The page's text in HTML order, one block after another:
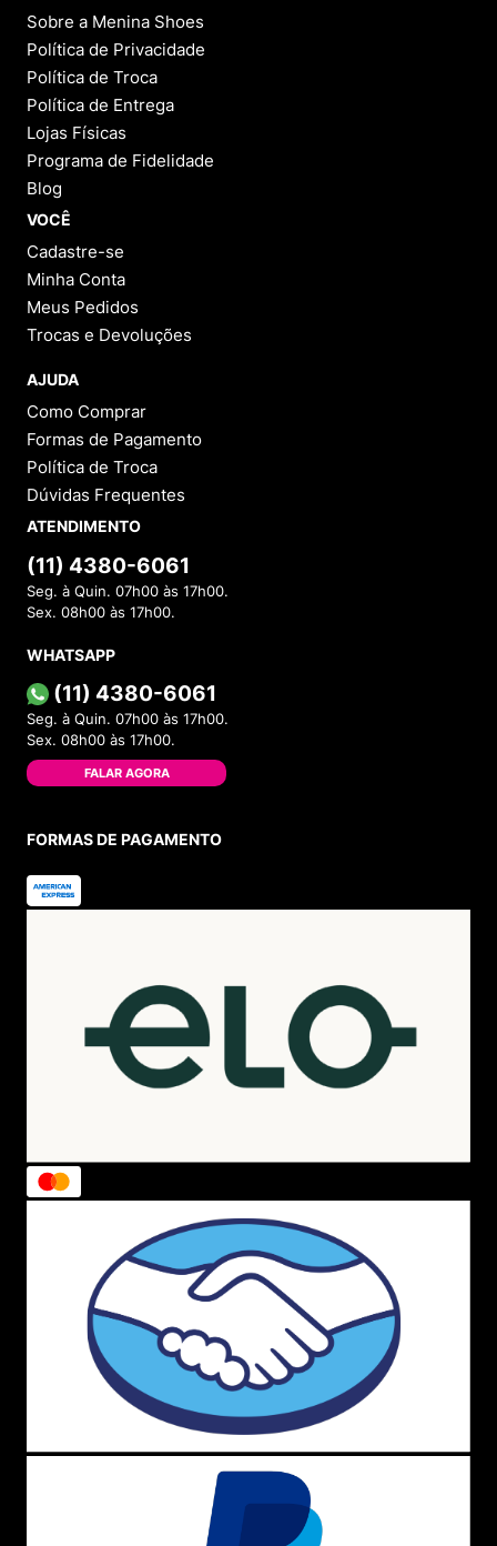
Sobre a Menina Shoes
Política de Privacidade
Política de Troca
Política de Entrega
Lojas Físicas
Programa de Fidelidade
Blog
VOCÊ
Cadastre-se
Minha Conta
Meus Pedidos
Trocas e Devoluções
AJUDA
Como Comprar
Formas de Pagamento
Política de Troca
Dúvidas Frequentes
ATENDIMENTO
(11) 4380-6061
Seg. à Quin. 07h00 às 17h00.
Sex. 08h00 às 17h00.
WHATSAPP
(11) 4380-6061
Seg. à Quin. 07h00 às 17h00.
Sex. 08h00 às 17h00.
FALAR AGORA
FORMAS DE PAGAMENTO